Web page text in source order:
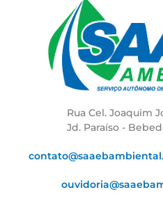
Rua Cel. Joaquim
Jd. Paraíso -